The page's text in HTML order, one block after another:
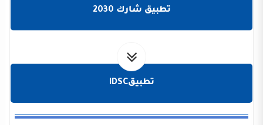
تطبيق شارك 2030
تطبيقIDSC